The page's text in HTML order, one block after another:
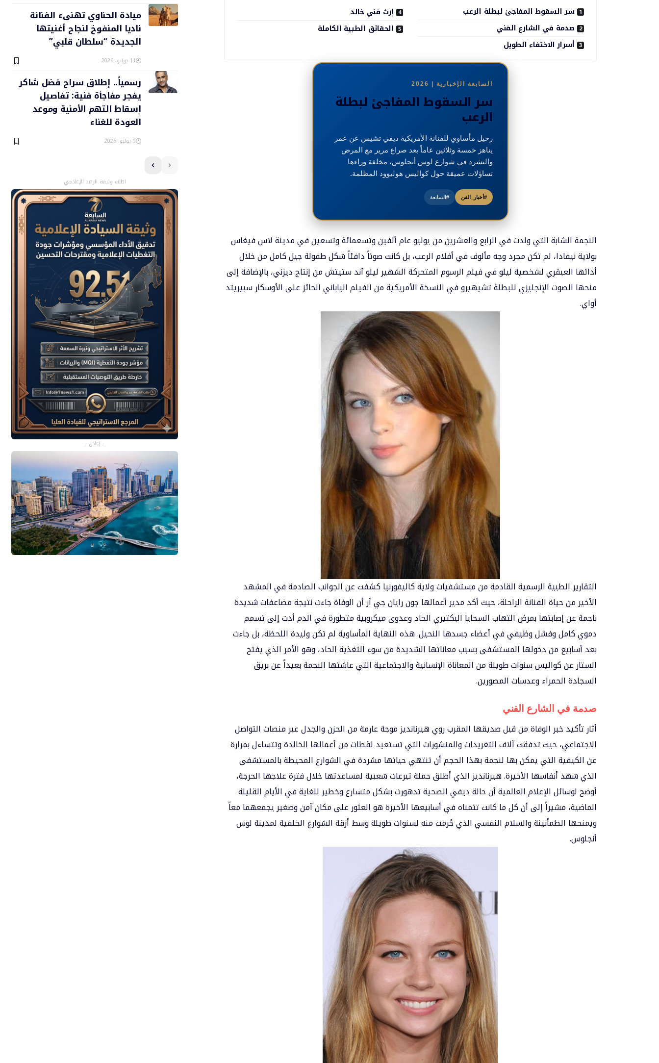
سر السقوط المفاجئ لبطلة الرعب
صدمة في الشارع الفني
أسرار الاختفاء الطويل
إرث فني خالد
الحقائق الطبية الكاملة
السابعة الإخبارية | 2026
سر السقوط المفاجئ لبطلة
الرعب
رحيل مأساوي للفنانة الأمريكية ديفي تشيس عن عمر
يناهز خمسة وثلاثين عاماً بعد صراع مرير مع المرض
والتشرد في شوارع لوس أنجلوس، مخلفة وراءها
تساؤلات عميقة حول كواليس هوليوود المظلمة.
#أخبار_الفن #السابعة
النجمة الشابة التي ولدت في الرابع والعشرين من يوليو عام ألفين وتسعمائة وتسعين في مدينة لاس فيغاس
بولاية نيفادا، لم تكن مجرد وجه مألوف في أفلام الرعب، بل كانت صوتاً دافئاً شكل طفولة جيل كامل من خلال
أدائها العبقري لشخصية ليلو في فيلم الرسوم المتحركة الشهير ليلو آند ستيتش من إنتاج ديزني، بالإضافة إلى
منحها الصوت الإنجليزي للبطلة تشيهيرو في النسخة الأمريكية من الفيلم الياباني الحائز على الأوسكار سبيريتد
أواي.
التقارير الطبية الرسمية القادمة من مستشفيات ولاية كاليفورنيا كشفت عن الجوانب الصادمة في المشهد
الأخير من حياة الفنانة الراحلة، حيث أكد مدير أعمالها جون رايان جي آر أن الوفاة جاءت نتيجة مضاعفات شديدة
ناجمة عن إصابتها بمرض التهاب السحايا البكتيري الحاد وعدوى ميكروبية متطورة في الدم أدت إلى تسمم
دموي كامل وفشل وظيفي في أعضاء جسدها النحيل. هذه النهاية المأساوية لم تكن وليدة اللحظة، بل جاءت
بعد أسابيع من دخولها المستشفى بسبب معاناتها الشديدة من سوء التغذية الحاد، وهو الأمر الذي يفتح
الستار عن كواليس سنوات طويلة من المعاناة الإنسانية والاجتماعية التي عاشتها النجمة بعيداً عن بريق
السجادة الحمراء وعدسات المصورين.
صدمة في الشارع الفني
أثار تأكيد خبر الوفاة من قبل صديقها المقرب روي هيرنانديز موجة عارمة من الحزن والجدل عبر منصات التواصل
الاجتماعي، حيث تدفقت آلاف التغريدات والمنشورات التي تستعيد لقطات من أعمالها الخالدة وتتساءل بمرارة
عن الكيفية التي يمكن بها لنجمة بهذا الحجم أن تنتهي حياتها مشردة في الشوارع المحيطة بالمستشفى
الذي شهد أنفاسها الأخيرة. هيرنانديز الذي أطلق حملة تبرعات شعبية لمساعدتها خلال فترة علاجها الحرجة،
أوضح لوسائل الإعلام العالمية أن حالة ديفي الصحية تدهورت بشكل متسارع وخطير للغاية في الأيام القليلة
الماضية، مشيراً إلى أن كل ما كانت تتمناه في أسابيعها الأخيرة هو العثور على مكان آمن وصغير يجمعهما معاً
ويمنحها الطمأنينة والسلام النفسي الذي حُرمت منه لسنوات طويلة وسط أزقة الشوارع الخلفية لمدينة لوس
أنجلوس.
ميادة الحناوي تهنىء الفنانة
ناديا المنفوخ لنجاح أغنيتها
الجديدة “سلطان قلبي”
11 يوليو، 2026
رسمياً.. إطلاق سراح فضل شاكر
يفجر مفاجأة فنية: تفاصيل
إسقاط التهم الأمنية وموعد
العودة للغناء
9 يوليو، 2026
اطلب وثيقة الرصد الإعلامي
- إعلان -